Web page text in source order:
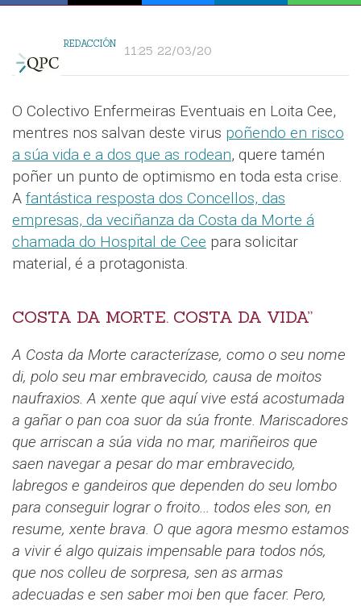
REDACCIÓN 11:25 22/03/20
O Colectivo Enfermeiras Eventuais en Loita Cee,
mentres nos salvan deste virus poñendo en risco
a súa vida e a dos que as rodean, quere tamén
poñer un punto de optimismo en toda esta crise.
A fantástica resposta dos Concellos, das
empresas, da veciñanza da Costa da Morte á
chamada do Hospital de Cee para solicitar
material, é a protagonista.
COSTA DA MORTE. COSTA DA VIDA”
A Costa da Morte caracterízase, como o seu nome
di, polo seu mar embravecido, causa de moitos
naufraxios. A xente que aquí vive está acostumada
a gañar o pan coa suor da súa fronte. Mariscadores
que arriscan a súa vida no mar, mariñeiros que
saen navegar a pesar do mar embravecido,
labregos e gandeiros que dependen do seu lombo
para conseguir lograr o froito... todos eles son, en
resume, xente brava. O que agora mesmo estamos
a vivir é algo quizais impensable para todos nós,
que nos colleu de sorpresa, sen as armas
adecuadas e sen saber moi ben que facer. Pero,